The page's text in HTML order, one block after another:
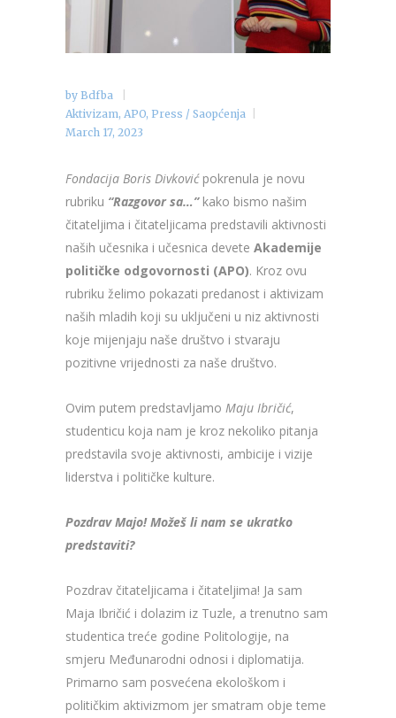
by Bdfba
Aktivizam, APO, Press / Saopćenja
March 17, 2023
Fondacija Boris Divkovićpokrenula je novu
rubriku “Razgovor sa…”kako bismo našim
čitateljima i čitateljicama predstavili aktivnosti
naših učesnika i učesnica devete Akademije
političke odgovornosti (APO). Kroz ovu
rubriku želimo pokazati predanost i aktivizam
naših mladih koji su uključeni u niz aktivnosti
koje mijenjaju naše društvo i stvaraju
pozitivne vrijednosti za naše društvo.
Ovim putem predstavljamo Maju Ibričić,
studenticu koja nam je kroz nekoliko pitanja
predstavila svoje aktivnosti, ambicije i vizije
liderstva i političke kulture.
Pozdrav Majo! Možeš li nam se ukratko
predstaviti?
Pozdrav čitateljicama i čitateljima! Ja sam
Maja Ibričić i dolazim iz Tuzle, a trenutno sam
studentica treće godine Politologije, na
smjeru Međunarodni odnosi i diplomatija.
Primarno sam posvećena ekološkom i
političkim aktivizmom jer smatram obje teme